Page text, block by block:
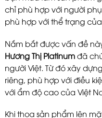
chỉ phù hợp với người
phù hợp với thể trạng
Nắm bắt được vấn đề
Hương Thị Platinumđã
người Việt. Từ đó xây
riêng, phù hợp với điều
với ẩm độ cao của Việt
Khi thoa sản phẩm lên